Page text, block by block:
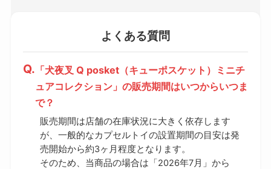
よくある質問
「犬夜叉 Q posket（キューポスケット）ミニチ
ュアコレクション」の販売期間はいつからいつま
で？
販売期間は店舗の在庫状況に大きく依存します
が、一般的なカプセルトイの設置期間の目安は発
売開始から約3ヶ月程度となります。
そのため、当商品の場合は「2026年7月」から